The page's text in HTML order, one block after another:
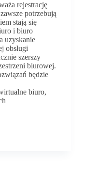
rejestrację
potrzebują
stają się
i biuro
uzyskanie
obsługi
szerszy
biurowej.
będzie
biuro,